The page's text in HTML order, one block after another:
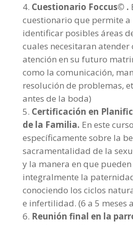
Cuestionario Foccus© .
cuestionario que permite a
identificar posibles áreas
cuales necesitaran atender
atención en su futuro
como la comunicación,
resolución de problemas,
antes de la boda)
Certificación en
de la Familia. En este
específicamente sobre la
sacramentalidad de la
y la manera en que
integralmente la
conociendo los ciclos
e infertilidad. (6 a 5 meses
Reunión final en la